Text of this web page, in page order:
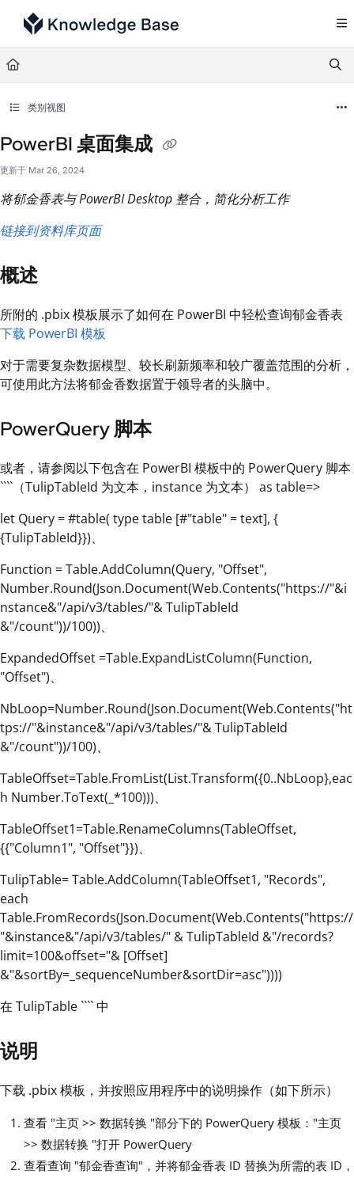
Documentation Index
Fetch the complete documentation index at:
Use this file to discover all available pages before exploring further.
类别视图
PowerBI 桌面集成
更新于 Mar 26, 2024
将郁金香表与 PowerBI Desktop 整合，简化分析工作
链接到资料库页面
概述
所附的 .pbix 模板展示了如何在 PowerBI 中轻松查询郁金香表
下载 PowerBI 模板
对于需要复杂数据模型、较长刷新频率和较广覆盖范围的分析，
可使用此方法将郁金香数据置于领导者的头脑中。
PowerQuery 脚本
或者，请参阅以下包含在 PowerBI 模板中的 PowerQuery 脚本
````（TulipTableId 为文本，instance 为文本） as table=>
let Query = #table( type table [#"table" = text], {
{TulipTableId}})、
Function = Table.AddColumn(Query, "Offset",
Number.Round(Json.Document(Web.Contents("https://"&i
nstance&"/api/v3/tables/"& TulipTableId
&"/count"))/100))、
ExpandedOffset =Table.ExpandListColumn(Function,
"Offset")、
NbLoop=Number.Round(Json.Document(Web.Contents("ht
tps://"&instance&"/api/v3/tables/"& TulipTableId
&"/count"))/100)、
TableOffset=Table.FromList(List.Transform({0..NbLoop},eac
h Number.ToText(_*100)))、
TableOffset1=Table.RenameColumns(TableOffset,
{{"Column1", "Offset"}})、
TulipTable= Table.AddColumn(TableOffset1, "Records",
each
Table.FromRecords(Json.Document(Web.Contents("https://
"&instance&"/api/v3/tables/" & TulipTableId &"/records?
limit=100&offset="& [Offset]
&"&sortBy=_sequenceNumber&sortDir=asc"))))
在 TulipTable ```` 中
说明
下载 .pbix 模板，并按照应用程序中的说明操作（如下所示）
查看 "主页 >> 数据转换 "部分下的 PowerQuery 模板："主页
>> 数据转换 "打开 PowerQuery
查看查询 "郁金香查询"，并将郁金香表 ID 替换为所需的表 ID，